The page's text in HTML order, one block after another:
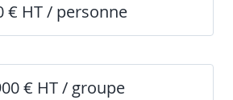
€ HT / personne
€ HT / groupe